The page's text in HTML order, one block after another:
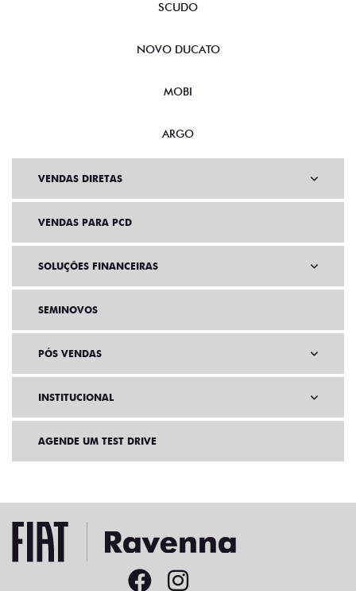
SCUDO
NOVO DUCATO
MOBI
ARGO
VENDAS DIRETAS
VENDAS PARA PCD
SOLUÇÕES FINANCEIRAS
SEMINOVOS
PÓS VENDAS
INSTITUCIONAL
AGENDE UM TEST DRIVE